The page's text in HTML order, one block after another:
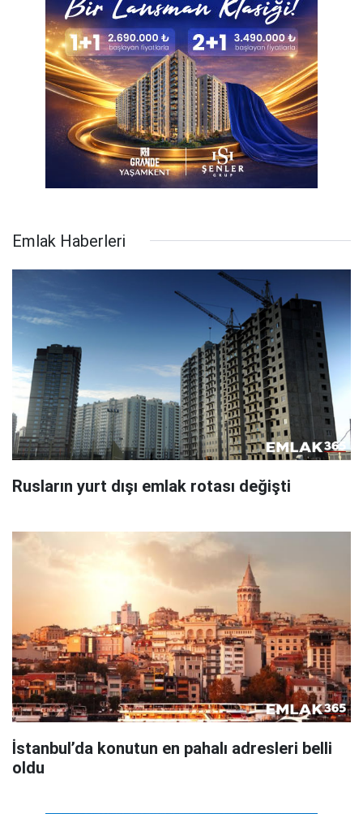
Emlak Haberleri
Rusların yurt dışı emlak rotası değişti
İstanbul’da konutun en pahalı adresleri belli
oldu